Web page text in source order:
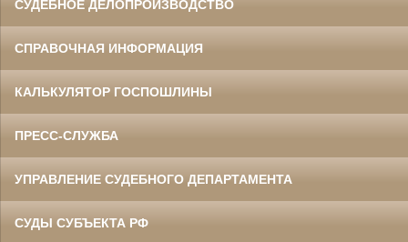
СУДЕБНОЕ ДЕЛОПРОИЗВОДСТВО
СПРАВОЧНАЯ ИНФОРМАЦИЯ
КАЛЬКУЛЯТОР ГОСПОШЛИНЫ
ПРЕСС-СЛУЖБА
УПРАВЛЕНИЕ СУДЕБНОГО ДЕПАРТАМЕНТА
СУДЫ СУБЪЕКТА РФ